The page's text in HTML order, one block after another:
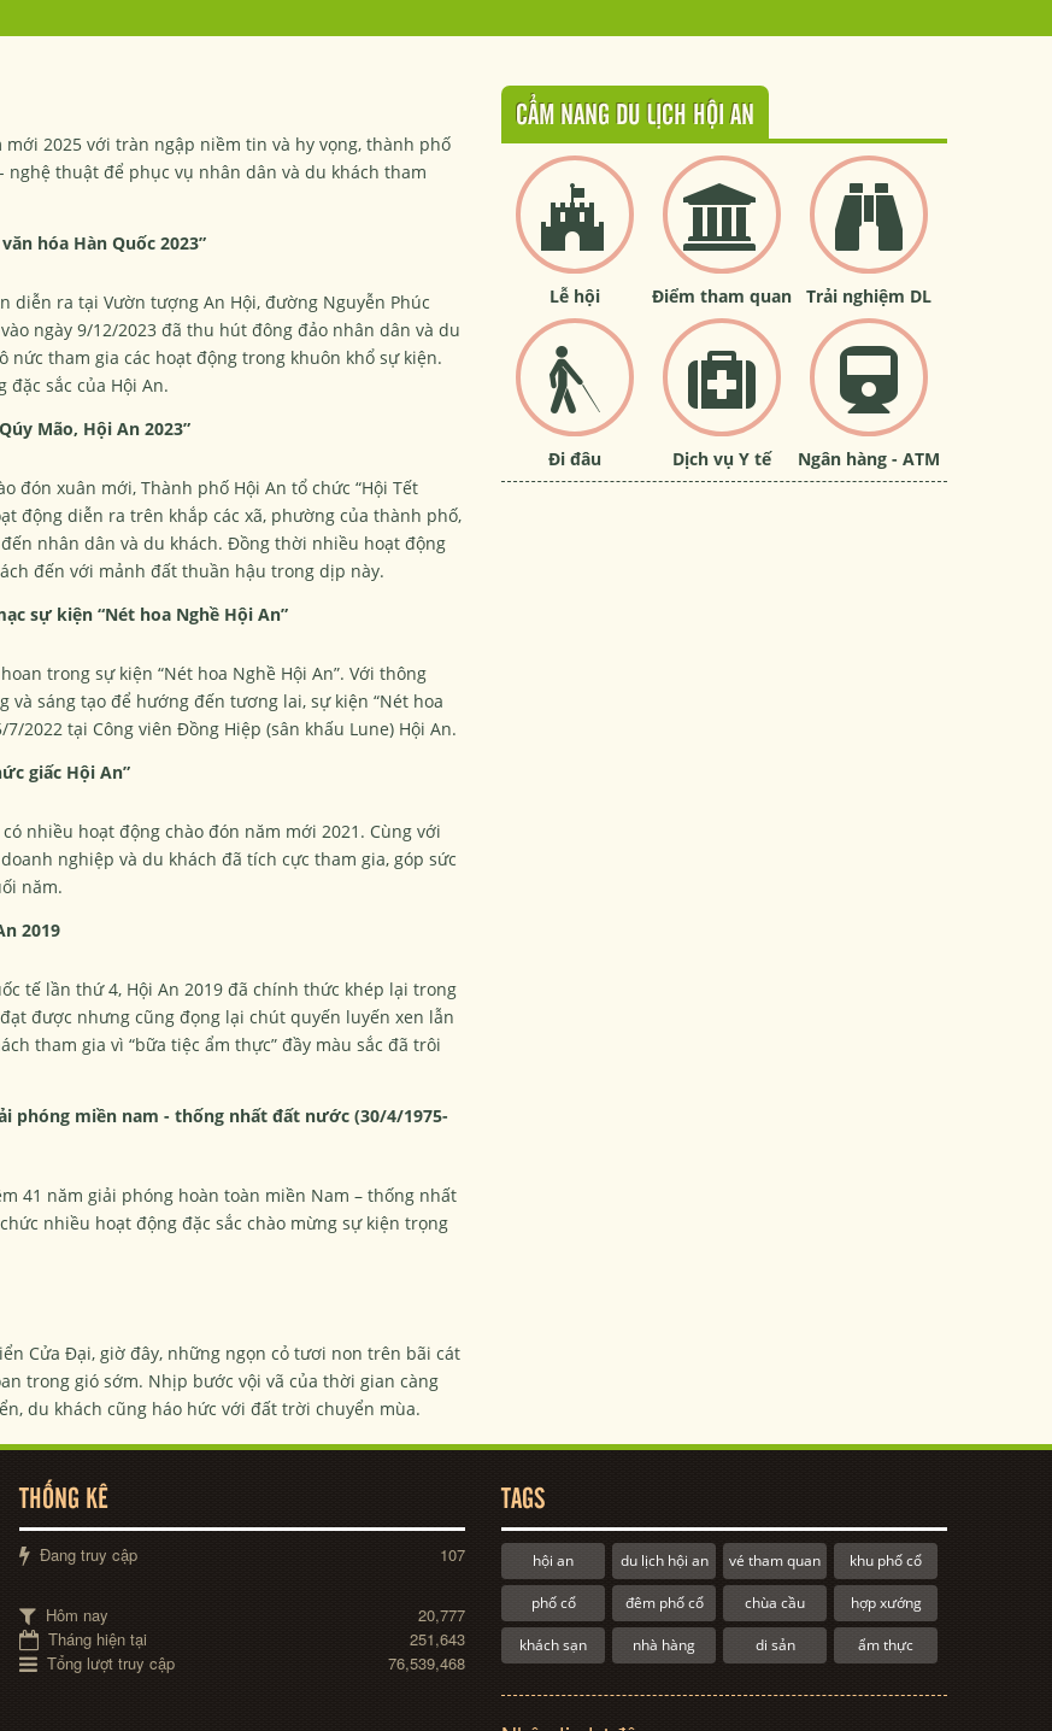
2025 với tràn ngập niềm tin và hy vọng, thành phố
nghệ thuật để phục vụ nhân dân và du khách tham
hóa Hàn Quốc 2023”
diễn ra tại Vườn tượng An Hội, đường Nguyễn Phúc
ngày 9/12/2023 đã thu hút đông đảo nhân dân và du
tham gia các hoạt động trong khuôn khổ sự kiện.
sắc của Hội An.
Mão, Hội An 2023”
đón xuân mới, Thành phố Hội An tổ chức “Hội Tết
động diễn ra trên khắp các xã, phường của thành phố,
nhân dân và du khách. Đồng thời nhiều hoạt động
đến với mảnh đất thuần hậu trong dịp này.
sự kiện “Nét hoa Nghề Hội An”
trong sự kiện “Nét hoa Nghề Hội An”. Với thông
sáng tạo để hướng đến tương lai, sự kiện “Nét hoa
2022 tại Công viên Đồng Hiệp (sân khấu Lune) Hội An.
giấc Hội An”
nhiều hoạt động chào đón năm mới 2021. Cùng với
nghiệp và du khách đã tích cực tham gia, góp sức
năm.
2019
tế lần thứ 4, Hội An 2019 đã chính thức khép lại trong
được nhưng cũng đọng lại chút quyến luyến xen lẫn
tham gia vì “bữa tiệc ẩm thực” đầy màu sắc đã trôi
phóng miền nam - thống nhất đất nước (30/4/1975-
41 năm giải phóng hoàn toàn miền Nam – thống nhất
nhiều hoạt động đặc sắc chào mừng sự kiện trọng
Cửa Đại, giờ đây, những ngọn cỏ tươi non trên bãi cát
trong gió sớm. Nhịp bước vội vã của thời gian càng
du khách cũng háo hức với đất trời chuyển mùa.
CẨM NANG DU LỊCH HỘI AN
Lễ hội Điểm tham quan Trải nghiệm DL
Đi đâu Dịch vụ Y tế Ngân hàng - ATM
THỐNG KÊ
Đang truy cập 107
Hôm nay
20,777
Tháng hiện tại
251,643
Tổng lượt truy cập
76,539,468
TAGS
hội an du lịch hội an vé tham quan khu phố cổ
phố cổ đêm phố cổ chùa cầu hợp xướng
khách sạn nhà hàng di sản ẩm thực